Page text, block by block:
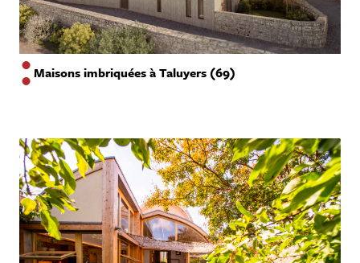
Maisons imbriquées à Taluyers (69)